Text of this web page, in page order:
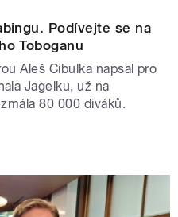
Podívejte se na
Toboganu
Aleš Cibulka napsal pro
Jagelku, už na
80 000 diváků.